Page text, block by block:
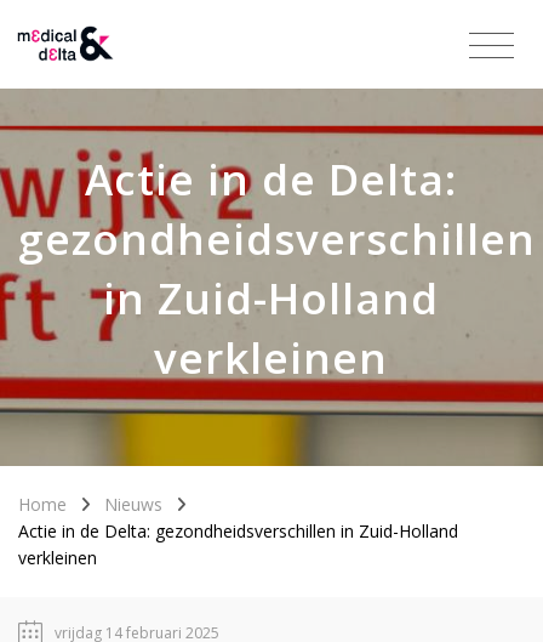
Actie in de Delta:
gezondheidsverschillen
in Zuid-Holland
verkleinen
Home
Nieuws
Actie in de Delta: gezondheidsverschillen in Zuid-Holland
verkleinen
vrijdag 14 februari 2025